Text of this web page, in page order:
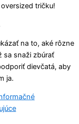
tričku!
na to, aké rôzne
sa snaži zbúrať
dievčatá, aby
ja.